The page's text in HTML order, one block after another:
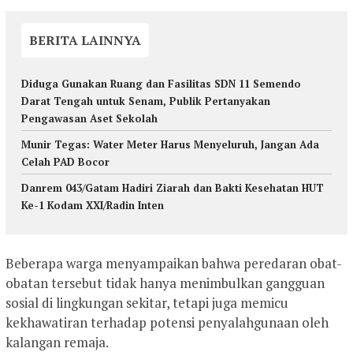
BERITA LAINNYA
Diduga Gunakan Ruang dan Fasilitas SDN 11 Semendo
Darat Tengah untuk Senam, Publik Pertanyakan
Pengawasan Aset Sekolah
Munir Tegas: Water Meter Harus Menyeluruh, Jangan Ada
Celah PAD Bocor
Danrem 043/Gatam Hadiri Ziarah dan Bakti Kesehatan HUT
Ke-1 Kodam XXI/Radin Inten
Beberapa warga menyampaikan bahwa peredaran obat-
obatan tersebut tidak hanya menimbulkan gangguan
sosial di lingkungan sekitar, tetapi juga memicu
kekhawatiran terhadap potensi penyalahgunaan oleh
kalangan remaja.